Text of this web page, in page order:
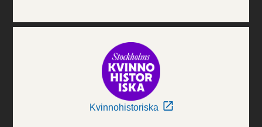
Kvinnohistoriska